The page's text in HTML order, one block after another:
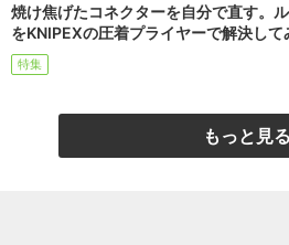
焼け焦げたコネクターを自分で直す。
をKNIPEXの圧着プライヤーで解決して
特集
もっと見る